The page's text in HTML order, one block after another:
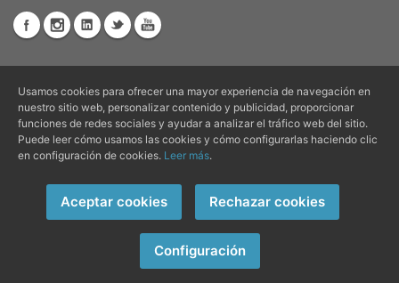
Avisos Legales | Aviso Legal|Condiciones de Uso|Política de
Privacidad|Política de Cookies
Copyright © 2026 Ciudad del Automóvil - Todos los derechos
Página web creada por
Usamos cookies para ofrecer una mayor experiencia de navegación en
nuestro sitio web, personalizar contenido y publicidad, proporcionar
funciones de redes sociales y ayudar a analizar el tráfico web del sitio.
Puede leer cómo usamos las cookies y cómo configurarlas haciendo clic
en configuración de cookies. Leer más.
Aceptar cookies Rechazar cookies
Configuración